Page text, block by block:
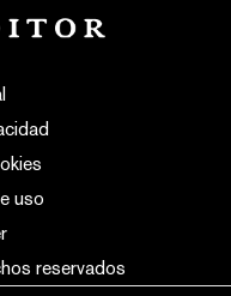
uso
reservados